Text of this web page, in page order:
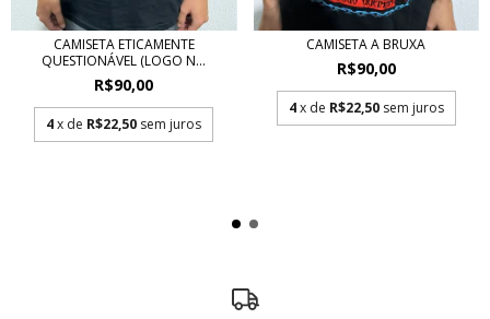
CAMISETA ETICAMENTE
QUESTIONÁVEL (LOGO N...
R$90,00
4x de R$22,50 sem juros
CAMISETA A BRUXA
R$90,00
4x de R$22,50 sem juros